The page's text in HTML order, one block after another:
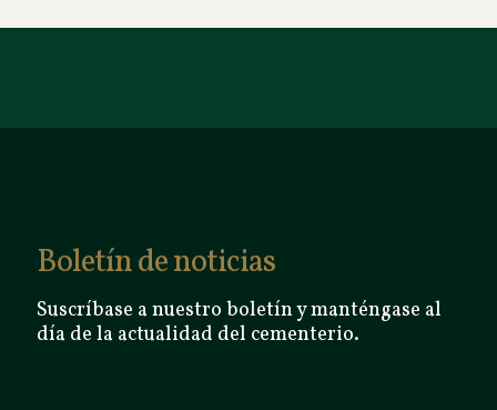
Boletín de noticias
Suscríbase a nuestro boletín y manténgase al
día de la actualidad del cementerio.